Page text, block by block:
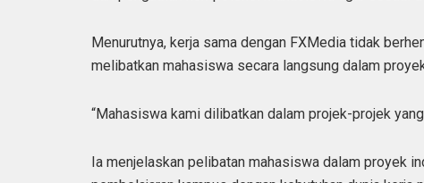
Menurutnya, kerja sama dengan FXMedia tidak
melibatkan mahasiswa secara langsung dalam
“Mahasiswa kami dilibatkan dalam projek-projek
Ia menjelaskan pelibatan mahasiswa dalam proyek